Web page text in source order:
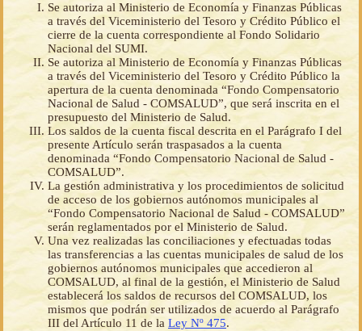
Se autoriza al Ministerio de Economía y Finanzas Públicas
a través del Viceministerio del Tesoro y Crédito Público el
cierre de la cuenta correspondiente al Fondo Solidario
Nacional del SUMI.
Se autoriza al Ministerio de Economía y Finanzas Públicas
a través del Viceministerio del Tesoro y Crédito Público la
apertura de la cuenta denominada “Fondo Compensatorio
Nacional de Salud - COMSALUD”, que será inscrita en el
presupuesto del Ministerio de Salud.
Los saldos de la cuenta fiscal descrita en el Parágrafo I del
presente Artículo serán traspasados a la cuenta
denominada “Fondo Compensatorio Nacional de Salud -
COMSALUD”.
La gestión administrativa y los procedimientos de solicitud
de acceso de los gobiernos autónomos municipales al
“Fondo Compensatorio Nacional de Salud - COMSALUD”
serán reglamentados por el Ministerio de Salud.
Una vez realizadas las conciliaciones y efectuadas todas
las transferencias a las cuentas municipales de salud de los
gobiernos autónomos municipales que accedieron al
COMSALUD, al final de la gestión, el Ministerio de Salud
establecerá los saldos de recursos del COMSALUD, los
mismos que podrán ser utilizados de acuerdo al Parágrafo
III del Artículo 11 de la Ley Nº 475.